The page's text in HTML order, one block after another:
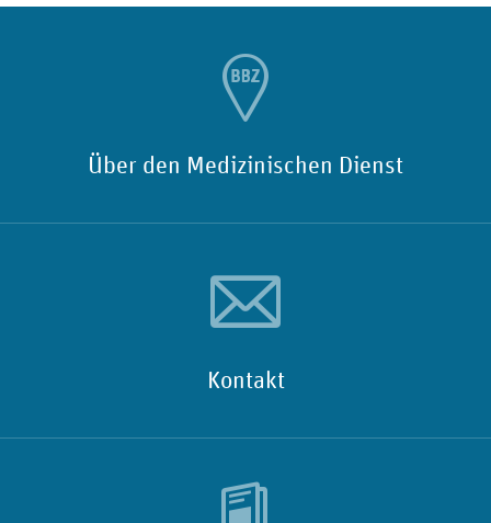
Über den Medizinischen Dienst
Kontakt